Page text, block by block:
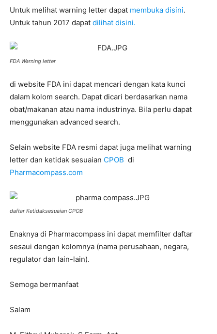
Untuk melihat warning letter dapat membuka disini.
Untuk tahun 2017 dapat dilihat disini.
FDA Warning letter
di website FDA ini dapat mencari dengan kata kunci
dalam kolom search. Dapat dicari berdasarkan nama
obat/makanan atau nama industrinya. Bila perlu dapat
menggunakan advanced search.
Selain website FDA resmi dapat juga melihat warning
letter dan ketidak sesuaian CPOB di
Pharmacompass.com
daftar Ketidaksesuaian CPOB
Enaknya di Pharmacompass ini dapat memfilter daftar
sesaui dengan kolomnya (nama perusahaan, negara,
regulator dan lain-lain).
Semoga bermanfaat
Salam